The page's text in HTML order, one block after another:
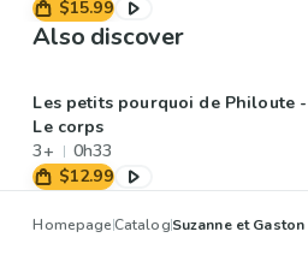
$15.99
Also discover
Les petits pourquoi de Philoute -
Le corps
3+
0h33
$12.99
HomepageCatalogSuzanne et